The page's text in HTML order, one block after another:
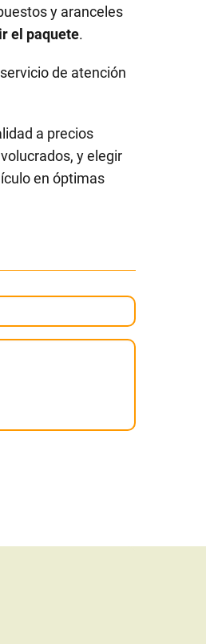
y aranceles
el paquete.
de atención
a precios
y elegir
en óptimas